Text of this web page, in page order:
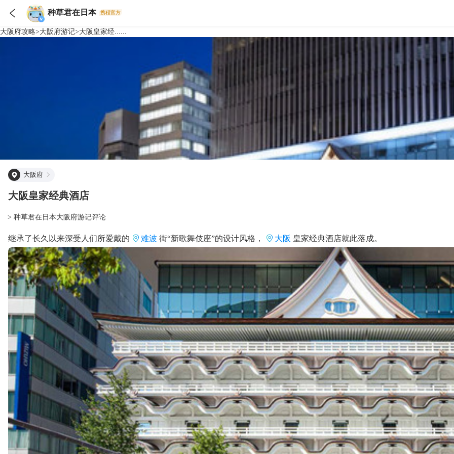
 种草君在日本 携程官方
大阪府攻略>大阪府游记>大阪皇家经......
大阪府
大阪皇家经典酒店
> 种草君在日本大阪府游记评论
继承了长久以来深受人们所爱戴的 难波 街“新歌舞伎座”的设计风格， 大阪 皇家经典酒店就此落成。